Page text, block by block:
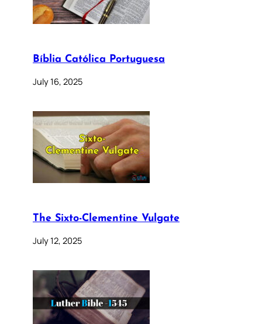
Bíblia Católica Portuguesa
July 16, 2025
The Sixto-Clementine Vulgate
July 12, 2025